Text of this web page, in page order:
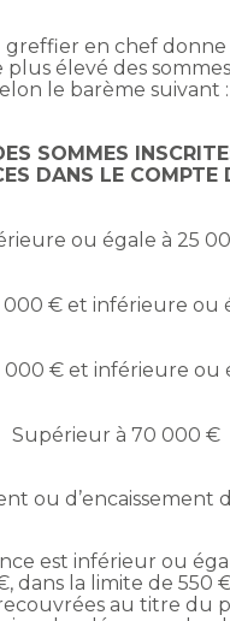
greffier en chef
élevé des
le barème suivant :
SOMMES
DANS LE COMPTE
ou égale à 25
000 € et inférieure ou
000 € et inférieure ou
Supérieur à 70 000 €
ou d’encaissement
est inférieur ou
dans la limite de
au titre